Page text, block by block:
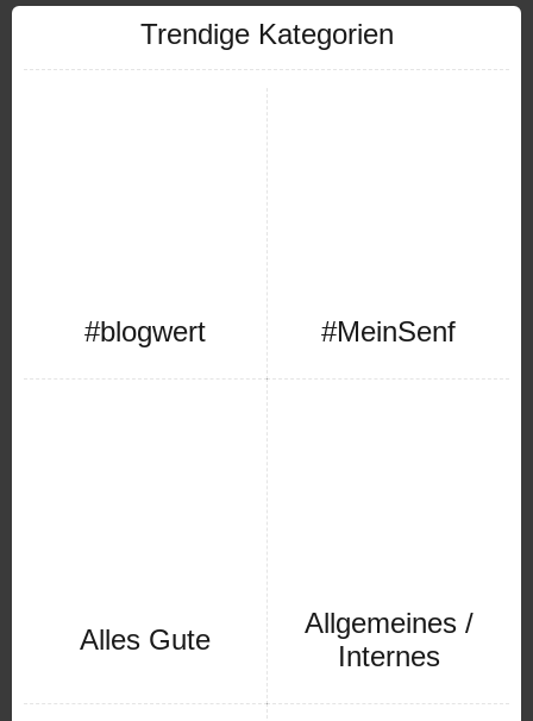
Trendige Kategorien
#blogwert #MeinSenf
Alles Gute
Allgemeines /
Internes